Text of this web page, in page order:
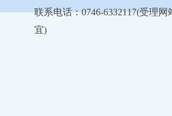
联系电话：0746-6332117(受理
宜)